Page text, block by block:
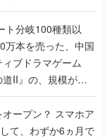
』で初タッグを組
く開発秘話
ト分岐100種類以
万本を売った、中国
ブドラマゲーム
道II』の、規模が違
サーに聞いた
？ スマホア
て、わずか6ヵ月で